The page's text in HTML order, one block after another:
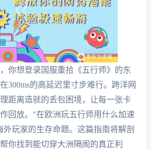
你想登录国服重拾《五行师》的东
300ms的高延迟里寸步难行。跨洋网
距离造就的丢包困境，让每一张卡
回放。"在欧洲玩五行师用什么加速
玩家的生存命题。这篇指南将解剖
你找到能切穿大洲隔阂的真正利